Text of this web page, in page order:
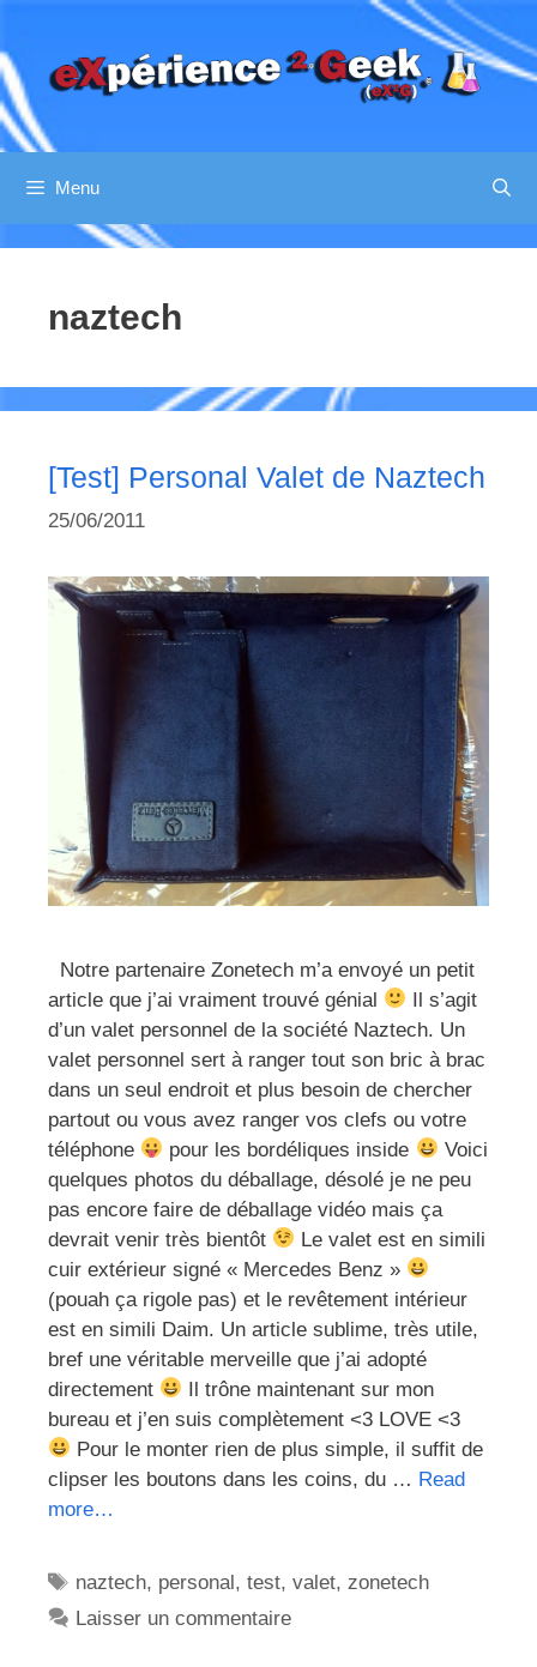
contenu
Menu
naztech
[Test] Personal Valet de Naztech
25/06/2011
Notre partenaire Zonetech m’a envoyé un petit
article que j’ai vraiment trouvé génial
Il s’agit
d’un valet personnel de la société Naztech. Un
valet personnel sert à ranger tout son bric à brac
dans un seul endroit et plus besoin de chercher
partout ou vous avez ranger vos clefs ou votre
téléphone
pour les bordéliques inside
Voici
quelques photos du déballage, désolé je ne peu
pas encore faire de déballage vidéo mais ça
devrait venir très bientôt
Le valet est en simili
cuir extérieur signé « Mercedes Benz »
(pouah ça rigole pas) et le revêtement intérieur
est en simili Daim. Un article sublime, très utile,
bref une véritable merveille que j’ai adopté
directement
Il trône maintenant sur mon
bureau et j’en suis complètement <3 LOVE <3
Pour le monter rien de plus simple, il suffit de
clipser les boutons dans les coins, du … Read
more…
Étiquettes
naztech, personal,test,valet, zonetech
Laisser un commentaire